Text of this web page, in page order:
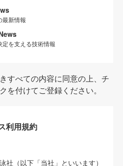
最新情報
を支える技術情報
すべての内容に同意の上、チ
を付けてご登録ください。
利用規約
社（以下「当社」といいます）